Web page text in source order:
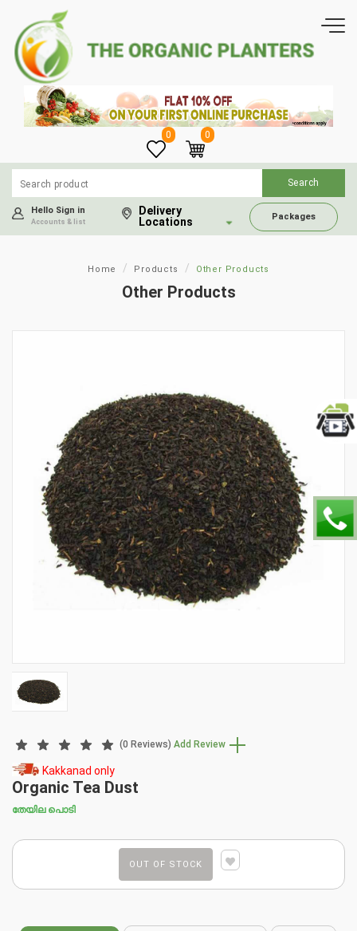
0 0
Hello Sign in
Accounts & list
Delivery
Locations
Packages
Home Products Other Products
Other Products
(0 Reviews) Add Review
Kakkanad only
Organic Tea Dust
തേയില പൊടി
OUT OF STOCK